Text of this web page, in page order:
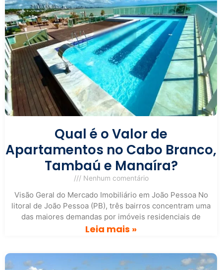
Qual é o Valor de
Apartamentos no Cabo Branco,
Tambaú e Manaíra?
Nenhum comentário
Visão Geral do Mercado Imobiliário em João Pessoa No
litoral de João Pessoa (PB), três bairros concentram uma
das maiores demandas por imóveis residenciais de
Leia mais »